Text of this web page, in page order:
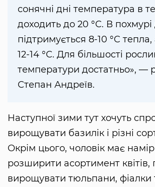
сонячні дні температура в
доходить до 20 °С. В похмурі
підтримується 8-10 °С
12-14 °С. Для більшості
температури достатньо», —
Степан Андреїв.
Наступної зими тут хочуть
вирощувати базилік і різні
Окрім цього, чоловік має
розширити асортимент квітів,
вирощувати тюльпани, фіалки